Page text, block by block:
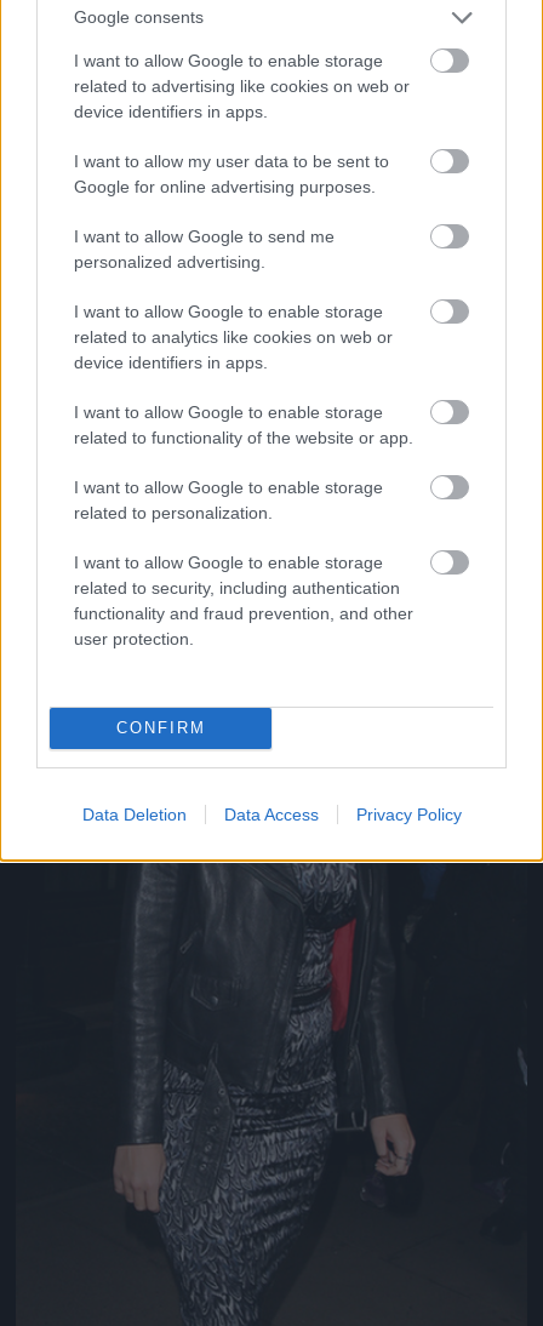
Google consents
I want to allow Google to enable storage
related to advertising like cookies on web or
device identifiers in apps.
I want to allow my user data to be sent to
Google for online advertising purposes.
I want to allow Google to send me
personalized advertising.
I want to allow Google to enable storage
related to analytics like cookies on web or
device identifiers in apps.
I want to allow Google to enable storage
related to functionality of the website or app.
I want to allow Google to enable storage
related to personalization.
I want to allow Google to enable storage
related to security, including authentication
functionality and fraud prevention, and other
user protection.
CONFIRM
Data Deletion Data Access Privacy Policy
Jön még kép!
Katy Perry új albumáról énekel a Saturday Night
Live című műsorban
Fotó: Nbc / Europress / Getty